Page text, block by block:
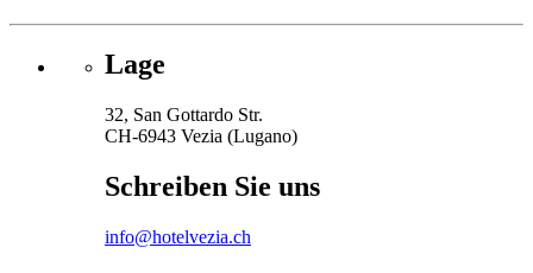
Lage
32, San Gottardo Str.
CH-6943 Vezia (Lugano)
Schreiben Sie uns
info@hotelvezia.ch